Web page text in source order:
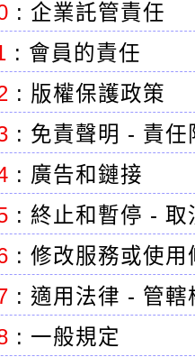
: 企業託管責任
: 會員的責任
: 版權保護政策
: 免責聲明 - 責任
: 廣告和鏈接
: 終止和暫停 - 取
: 修改服務或使用
: 適用法律 - 管轄
: 一般規定